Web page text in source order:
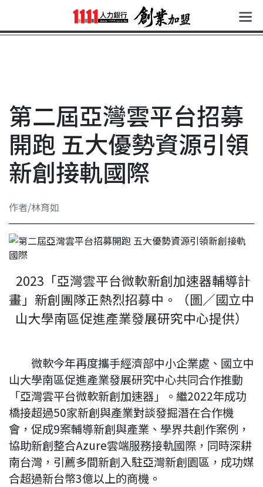
第二屆亞灣雲平台招募
開跑 五大優勢資源引領
新創接軌國際
作者/林育如
2023「亞灣雲平台微軟新創加速器輔導計
畫」新創團隊正熱烈招募中。（圖／國立中
山大學南區促進產業發展研究中心提供）
微軟今年再度攜手經濟部中小企業處、國立中
山大學南區促進產業發展研究中心共同合作推動
「亞灣雲平台微軟新創加速器」。繼2022年成功
橋接超過50家新創與產業對談發掘潛在合作機
會，促成9案輔導新創與產業、學界共創作案例，
協助新創整合Azure雲端服務接軌國際，同時深耕
南台灣，引薦多間新創入駐亞灣新創園區，成功媒
合超過新台幣3億以上的商機。